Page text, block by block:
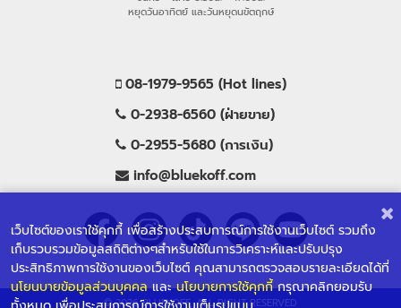
เว็บไซต์ของเราใช้คุกกี้ เพื่อสร้างประสบการณ์การใช้งานเว็บไซต์ รวมถึง
เก็บรวบรวมข้อมูลสถิติต่างๆสำหรับใช้ในการวิเคราะห์และปรับปรุง
ประสิทธิภาพการใช้งานของเว็บไซต์ คุณสามารถตรวจสอบรายละเอียดได้ที่
นโยนบายข้อมูลส่วนบุคคลและนโยบายการใช้คุกกี้กรุณาคลิกยอมรับ
หยุดวันอาทิตย์ และวันหยุดนขัตฤกษ์
08-1979-9565 (Hot lines)
0-2938-6560 (ฝ่ายขาย)
0-2955-5680 (การเงิน)
info@bluekoff.com
© 2026 BLUEKOFF, ALL RIGHT RESERVED